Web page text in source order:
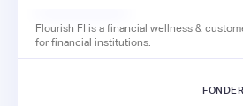
Flourish FI is a financial wellness &
for financial institutions.
FONDER